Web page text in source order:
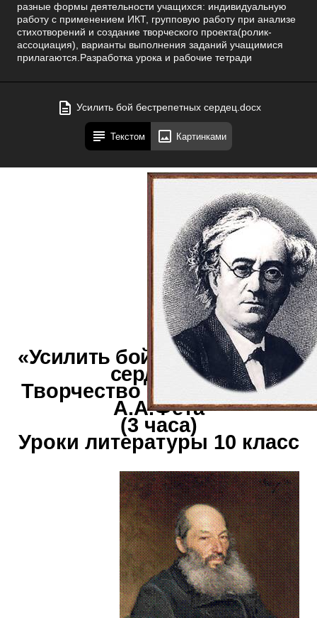
разные формы деятельности учащихся: индивидуальную
работу с применением ИКТ, групповую работу при анализе
стихотворений и создание творческого проекта(ролик-
ассоциация), варианты выполнения заданий учащимися
прилагаются.Разработка урока и рабочие тетради
Усилить бой бестрепетных сердец.docx
Текстом Картинками
«Усилить бой бестрепетных
сердец...»
Творчество Ф.И.Тютчева и
А.А.Фета
(3 часа)
Уроки литературы 10 класс